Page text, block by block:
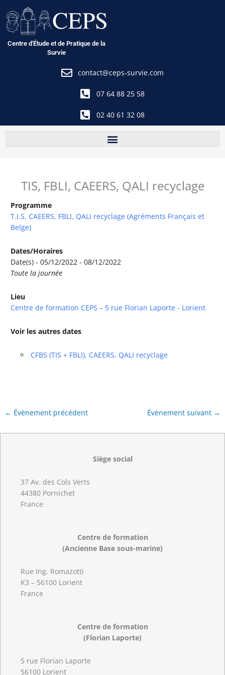
au
contenu
Centre d'Étude et de Pratique de la
Survie
contact@ceps-survie.com
07 64 88 25 58
02 40 61 32 08
TIS, FBLI, CAEERS, QALI recyclage
Programme
T.I.S, CAEERS, FBLI, QALI recyclage (Agréments Français et
Belge)
Dates/Horaires
Date(s) - 05/12/2022 - 08/12/2022
Toute la journée
Lieu
Centre de formation CEPS – 5 rue Florian Laporte - Lorient
Voir les autres dates
CFBS (TIS + FBLI), CAEERS, QALI recyclage
← Évènement précédent Évènement suivant →
Siège social
37 Av. des Cols Verts
44380 Pornichet
France
Centre de formation
(Ancienne Base sous-marine)
Rue Ing. Romazotti
K3 – 56100 Lorient
France
Centre de formation
(Florian Laporte)
5 rue Florian Laporte
56100 Lorient